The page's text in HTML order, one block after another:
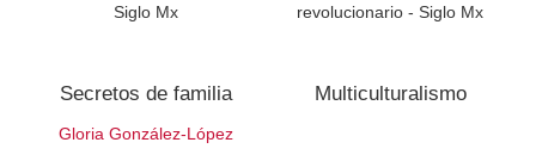
Secretos de familia
Gloria González-López
Multiculturalismo